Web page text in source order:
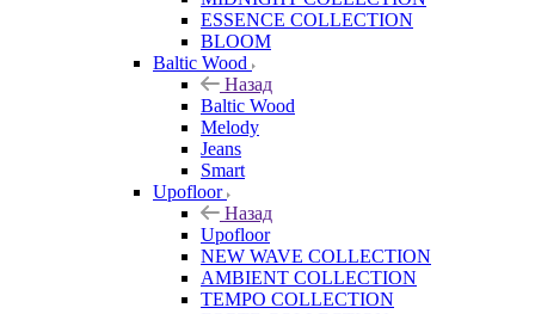
ESSENCE COLLECTION
BLOOM
Baltic Wood
Назад
Baltic Wood
Melody
Jeans
Smart
Upofloor
Назад
Upofloor
NEW WAVE COLLECTION
AMBIENT COLLECTION
TEMPO COLLECTION